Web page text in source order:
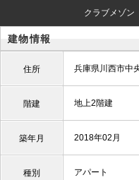
クラブメゾ
建物情報
住所 兵庫県川西市中
階建 地上2階建
築年月 2018年02月
種別 アパート